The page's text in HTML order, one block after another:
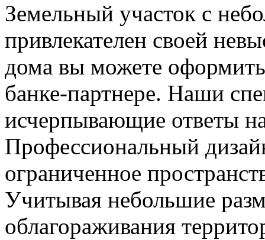
Земельный участок с
привлекателен своей
дома вы можете
банке-партнере. Наши
исчерпывающие ответы
Профессиональный
ограниченное
Учитывая небольшие
облагораживания